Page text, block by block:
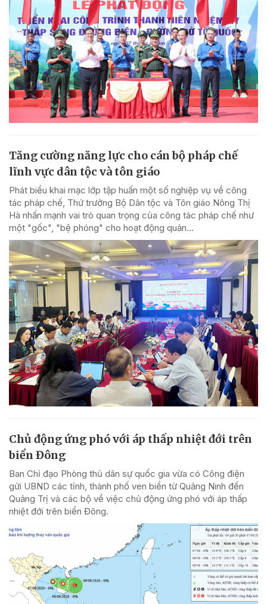
Tăng cường năng lực cho cán bộ pháp chế
lĩnh vực dân tộc và tôn giáo
Phát biểu khai mạc lớp tập huấn một số nghiệp vụ về công
tác pháp chế, Thứ trưởng Bộ Dân tộc và Tôn giáo Nông Thị
Hà nhấn mạnh vai trò quan trọng của công tác pháp chế như
một "gốc", "bệ phóng" cho hoạt động quản...
Chủ động ứng phó với áp thấp nhiệt đới trên
biển Đông
Ban Chỉ đạo Phòng thủ dân sự quốc gia vừa có Công điện
gửi UBND các tỉnh, thành phố ven biển từ Quảng Ninh đến
Quảng Trị và các bộ về việc chủ động ứng phó với áp thấp
nhiệt đới trên biển Đông.